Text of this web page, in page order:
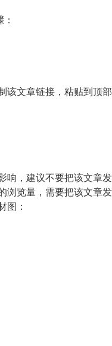
该文章链接，粘贴到顶
响，建议不要把该文章
浏览量，需要把该文章
图：